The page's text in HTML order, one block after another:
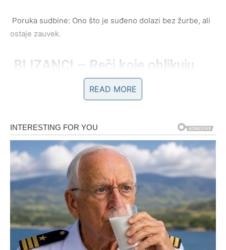
Poruka sudbine: Ono što je suđeno dolazi bez žurbe, ali
ostaje zauvek.
BLIZANCI – Reči koje oblikuju
raspoloženje. Možda ćete saznati istinu koja vas
oslobađa, ali i postavlja pred izbor.
U ljubavi je vreme za jasnoću. Ako je odnos bio
neodređen, sada dolazi definicija. Slobodni Blizanci mogu
započeti flert koji prerasta u ozbiljniju priču.
Nedelja donosi introspekciju – razmišljate o tome šta
zaista želite.
READ MORE